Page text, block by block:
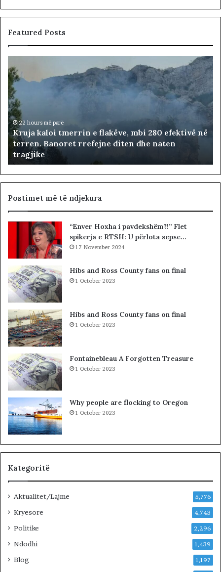
Featured Posts
r
u
a
k
a
l
t
m
e
r
l
k
v
e
,
m
b
2
8
0
e
f
e
k
t
i
v
ë
t
r
.
22 hours më parë
Kruja kaloi tmerrin e flakëve, mbi 280 efektivë në
terren. Banoret rrefejne diten dhe naten
tragjike
Postimet më të ndjekura
“Enver Hoxha i pavdekshëm?!” Flet
spikerja e RTSH: U përlota sepse…
17 November 2024
Hibs and Ross County fans on final
1 October 2023
Hibs and Ross County fans on final
1 October 2023
Fontainebleau A Forgotten Treasure
1 October 2023
Why people are flocking to Oregon
1 October 2023
Kategoritë
Aktualitet/Lajme 5,776
Kryesore 4,743
Politike 2,296
Ndodhi 1,439
Blog 1,197